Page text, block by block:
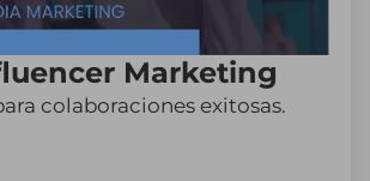
Marketing
colaboraciones exitosas.